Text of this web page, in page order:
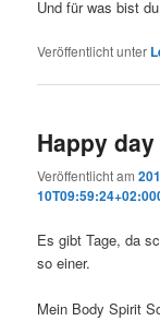
Und für was bist
Veröffentlicht unter
Happy day
Veröffentlicht am
Es gibt Tage, da
so einer.
Mein Body Spirit